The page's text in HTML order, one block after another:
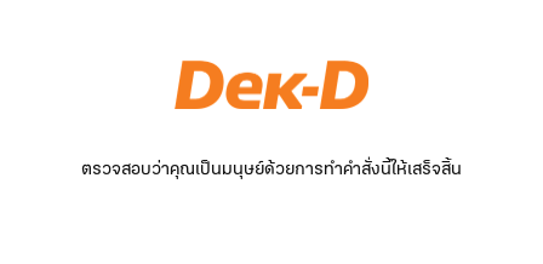
ตรวจสอบว่าคุณเป็นมนุษย์ด้วยการทำคำสั่งนี้ให้เสร็จสิ้น